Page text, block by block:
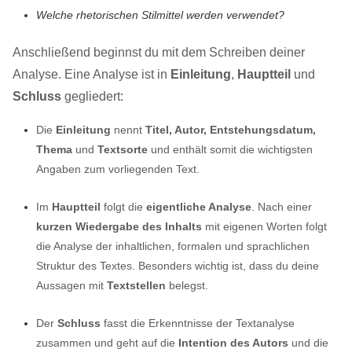
Welche rhetorischen Stilmittel werden verwendet?
Anschließend beginnst du mit dem Schreiben deiner
Analyse. Eine Analyse ist in Einleitung, Hauptteil und
Schluss gegliedert:
Die Einleitung nennt Titel, Autor, Entstehungsdatum,
Thema und Textsorte und enthält somit die wichtigsten
Angaben zum vorliegenden Text.
Im Hauptteil folgt die eigentliche Analyse . Nach einer
kurzen Wiedergabe des Inhalts mit eigenen Worten folgt
die Analyse der inhaltlichen, formalen und sprachlichen
Struktur des Textes. Besonders wichtig ist, dass du deine
Aussagen mit Textstellen belegst.
Der Schluss fasst die Erkenntnisse der Textanalyse
zusammen und geht auf die Intention des Autors und die